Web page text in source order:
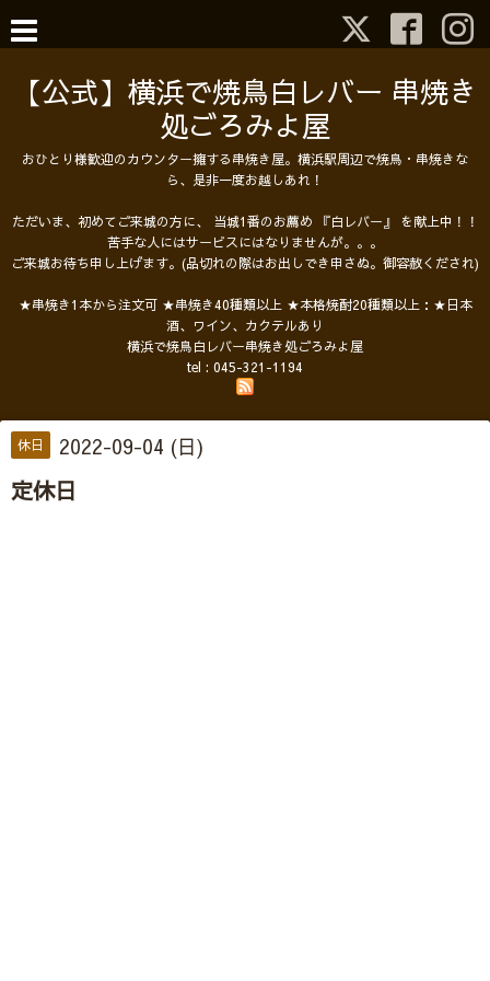
【公式】横浜で焼鳥白レバー 串焼き
処ごろみよ屋
おひとり様歓迎のカウンター擁する串焼き屋。横浜駅周辺で焼鳥・串焼きな
ら、是非一度お越しあれ！
ただいま、初めてご来城の方に、 当城1番のお薦め 『白レバー』 を献上中！！
苦手な人にはサービスにはなりませんが。。。
ご来城お待ち申し上げます。(品切れの際はお出しでき申さぬ。御容赦くだされ)
★串焼き1本から注文可 ★串焼き40種類以上 ★本格焼酎20種類以上：★日本
酒、ワイン、カクテルあり
横浜で焼鳥白レバー串焼き処ごろみよ屋
tel : 045-321-1194
休日 2022-09-04 (日)
定休日